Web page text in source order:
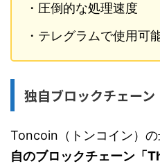
・圧倒的な処理速度
・テレグラムで使用可
独自ブロックチェーン
Toncoin（トンコイン）の
自のブロックチェーン「